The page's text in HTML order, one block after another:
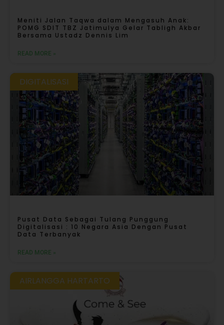
Meniti Jalan Taqwa dalam Mengasuh Anak:
POMG SDIT TBZ Jatimulya Gelar Tabligh Akbar
Bersama Ustadz Dennis Lim
READ MORE »
DIGITALISASI
Pusat Data Sebagai Tulang Punggung
Digitalisasi : 10 Negara Asia Dengan Pusat
Data Terbanyak
READ MORE »
AIRLANGGA HARTARTO